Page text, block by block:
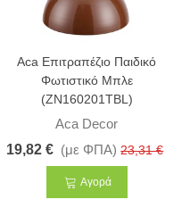
Aca Επιτραπέζιο Παιδικό
Φωτιστικό Μπλε
(ZN160201TBL)
Aca Decor
19,82 € (με ΦΠΑ) 23,31 €
Αγορά